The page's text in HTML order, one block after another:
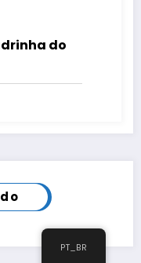
do
PT_BR